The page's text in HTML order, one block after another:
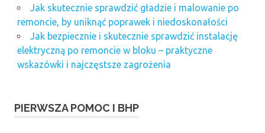
Jak skutecznie sprawdzić gładzie i malowanie po
remoncie, by uniknąć poprawek i niedoskonałości
Jak bezpiecznie i skutecznie sprawdzić instalację
elektryczną po remoncie w bloku – praktyczne
wskazówki i najczęstsze zagrożenia
PIERWSZA POMOC I BHP